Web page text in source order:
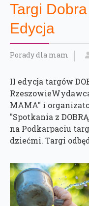
Targi
Edycja
Porady dla mam
II edycja targów
MAMA" i
"Spotkania z
na Podkarpaciu
dziećmi. Targi